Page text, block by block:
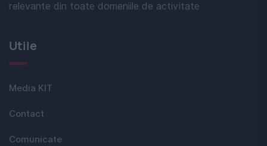
relevante din toate domeniile de activitate
Utile
Media KIT
Contact
Comunicate